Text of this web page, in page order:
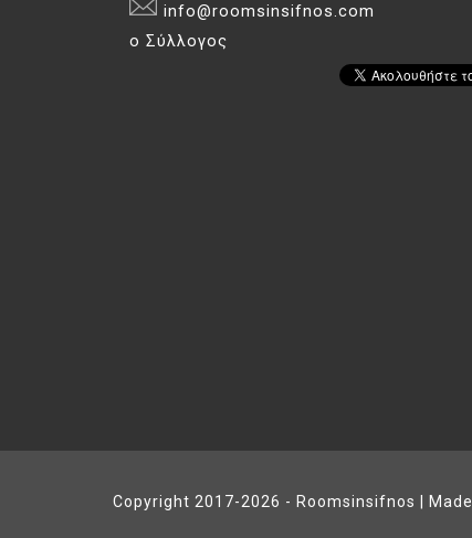
info@roomsinsifnos.com
ο Σύλλογος
Copyright 2017-2026 - Roomsinsifnos |